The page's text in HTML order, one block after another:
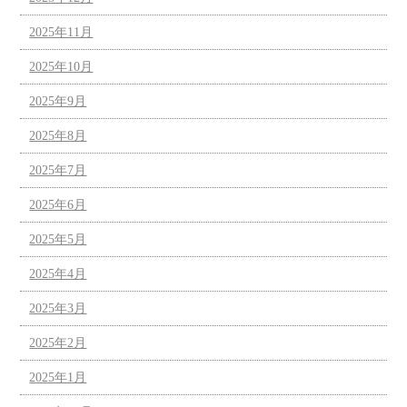
2025年11月
2025年10月
2025年9月
2025年8月
2025年7月
2025年6月
2025年5月
2025年4月
2025年3月
2025年2月
2025年1月